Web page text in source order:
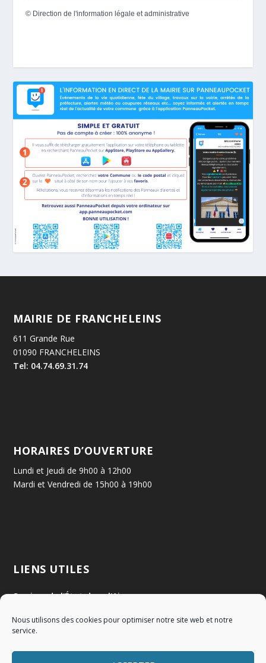
Nous utilisons des cookies pour optimiser notre site web et notre
service.
© Direction de l'information légale et administrative
MAIRIE DE FRANCHELEINS
611 Grande Rue
01090 FRANCHELEINS
Tel: 04.74.69.31.74
HORAIRES D’OUVERTURE
Lundi et Jeudi de 9h00 à 12h00
Mardi et Vendredi de 15h00 à 19h00
LIENS UTILES
Services de l'État dans l'Ain
Communauté de Communes Val de Saône Centre
SMIDOM